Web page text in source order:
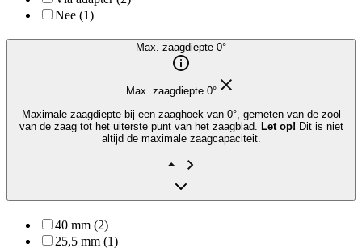
Nee (1)
Max. zaagdiepte 0°
Max. zaagdiepte 0°
Maximale zaagdiepte bij een zaaghoek van 0°, gemeten van de zool
van de zaag tot het uiterste punt van het zaagblad. Let op! Dit is niet
altijd de maximale zaagcapaciteit.
40 mm (2)
25,5 mm (1)